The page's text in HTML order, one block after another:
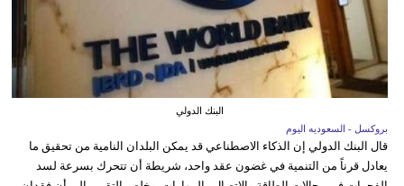
البنك الدولي
بروكسل - السعوديه اليوم
قال البنك الدولي إن الذكاء الاصطناعي قد يمكن البلدان النامية من تحقيق ما
يعادل قرناً من التنمية في غضون عقد واحد، شريطة أن تتحرك بسرعة لسد